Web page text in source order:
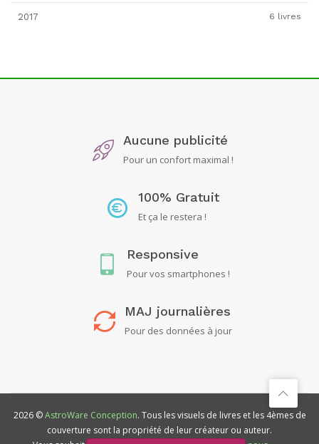
2017 6 livres
Aucune publicité
Pour un confort maximal !
100% Gratuit
Et ça le restera !
Responsive
Pour vos smartphones !
MAJ journalières
Pour des données à jour
2026 ©AstroWare Conception. Tous les visuels de livres et les 4èmes de
couverture sont la propriété de leur créateur ou auteur.